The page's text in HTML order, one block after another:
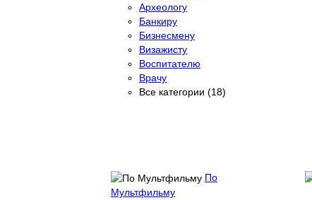
Археологу
Банкиру
Бизнесмену
Визажисту
Воспитателю
Врачу
Все категории (18)
По
Мультфильму